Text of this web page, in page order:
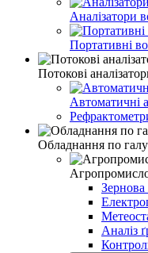
Аналізатори
Портативні
Потокові
Автоматичні
Обладнання по
Зернова
Аналіз